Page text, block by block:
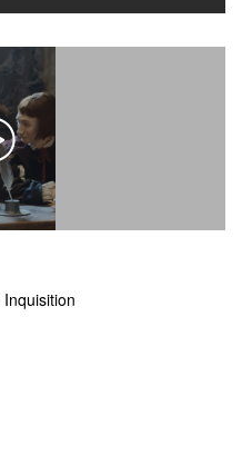
Inquisition